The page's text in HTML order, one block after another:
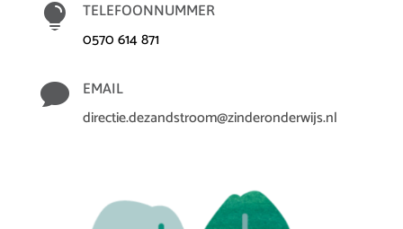
 TELEFOONNUMMER
0570 614 871
 EMAIL
directie.dezandstroom@zinderonderwijs.nl